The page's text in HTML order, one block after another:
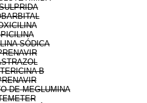
SÓDICA
B
DE MEGLUMINA